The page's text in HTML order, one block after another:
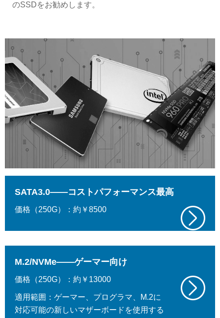
のSSDをお勧めします。
SATA3.0——コストパフォーマンス最高
価格（250G）：約￥8500
M.2/NVMe——ゲーマー向け
価格（250G）：約￥13000
適用範囲：ゲーマー、プログラマ、M.2に
対応可能の新しいマザーボードを使用する